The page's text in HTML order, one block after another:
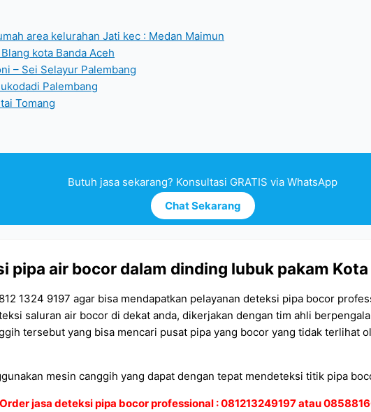
area kelurahan Jati kec : Medan Maimun
kota Banda Aceh
– Sei Selayur Palembang
Palembang
Tomang
Butuh jasa sekarang? Konsultasi GRATIS via WhatsApp
Chat Sekarang
pipa air bocor dalam dinding lubuk pakam
1324 9197 agar bisa mendapatkan pelayanan deteksi pipa bocor
saluran air bocor di dekat anda, dikerjakan dengan tim ahli
tersebut yang bisa mencari pusat pipa yang bocor yang tidak terlihat
mesin canggih yang dapat dengan tepat mendeteksi titik pipa
Order jasa deteksi pipa bocor professional : 081213249197 atau